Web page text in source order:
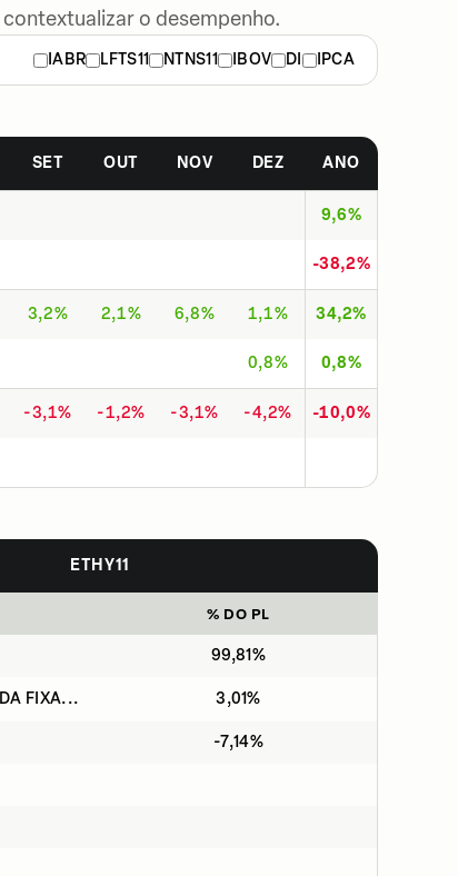
o desempenho.
IABR LFTS11 NTNS11 IBOV DI
IPCA
SET OUT NOV DEZ ANO
9,6%
-38,2%
3,2% 2,1% 6,8% 1,1% 34,2%
0,8% 0,8%
-3,1% -1,2% -3,1% -4,2% -10,0%
ETHY11
% DO PL
99,81%
FIXA... 3,01%
-7,14%